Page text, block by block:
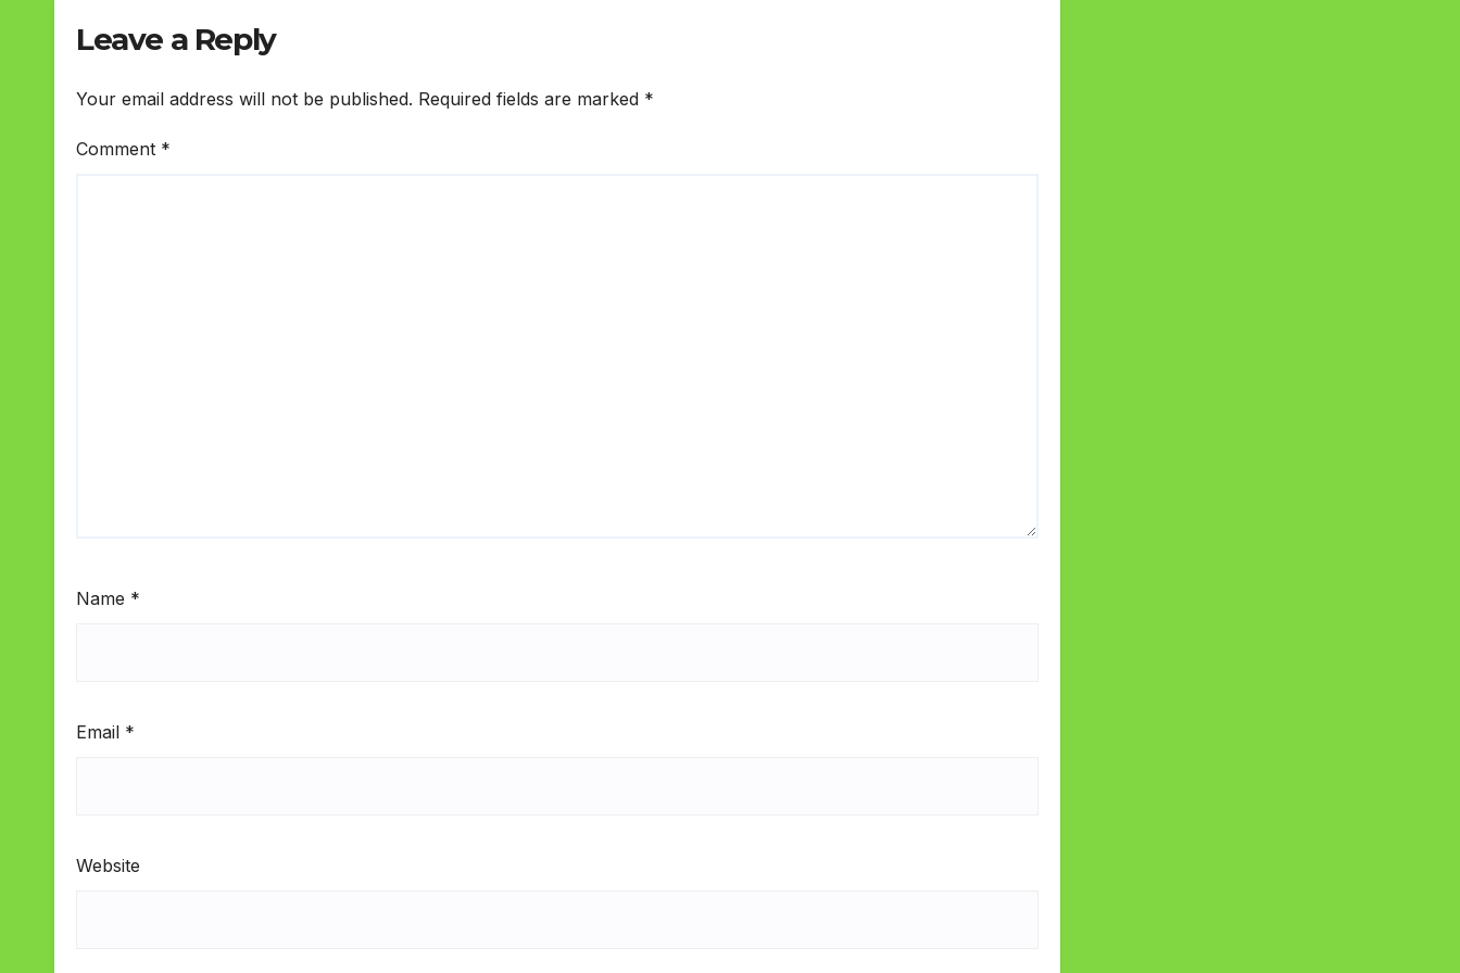
Leave a Reply
Your email address will not be published. Required fields are marked *
Comment *
Name *
Email *
Website